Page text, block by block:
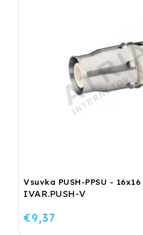
Vsuvka PUSH-PPSU - 16x16
IVAR.PUSH-V
€9,37